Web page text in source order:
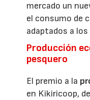
mercado un
el consumo de
adaptados a
Producción
pesquero
El premio a la
en Kikiricoop,